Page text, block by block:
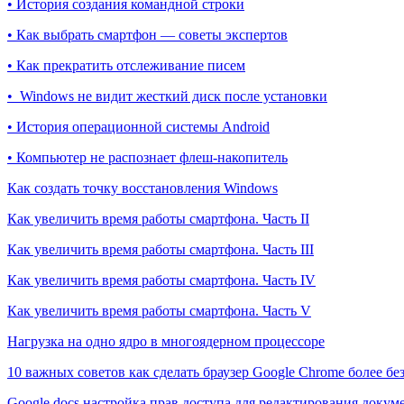
• История создания командной строки
• Как выбрать смартфон — советы экспертов
• Как прекратить отслеживание писем
• Windows не видит жесткий диск после установки
• История операционной системы Android
• Компьютер не распознает флеш-накопитель
Как создать точку восстановления Windows
Как увеличить время работы смартфона. Часть II
Как увеличить время работы смартфона. Часть III
Как увеличить время работы смартфона. Часть IV
Как увеличить время работы смартфона. Часть V
Нагрузка на одно ядро в многоядерном процессоре
10 важных советов как сделать браузер Google Chrome более